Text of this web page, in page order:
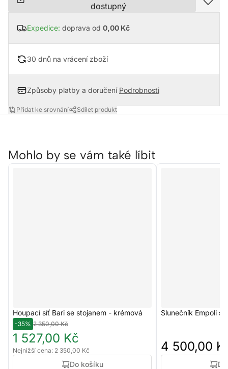
dostupný
Expedice: doprava od 0,00 Kč
30 dnů na vrácení zboží
Způsoby platby a doručení Podrobnosti
Přidat ke srovnání Sdílet produkt
Mohlo by se vám také líbit
Houpací síť Bari se stojanem - krémová
-35% 2 350,00 Kč
1 527,00 Kč
Nejnižší cena: 2 350,00 Kč
Do košíku
Slunečník Empoli
4 500,00